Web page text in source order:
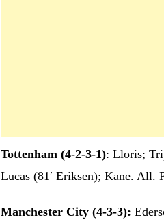
Tottenham (4-2-3-1): Lloris;
Lucas (81′ Eriksen); Kane. All.
Manchester City (4-3-3):